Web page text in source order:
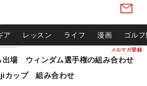
メルマガ登録
ア レッスン ライフ 漫画 ゴル
出場 ウィンダム選手権の組み合わせ
カップ 組み合わせ